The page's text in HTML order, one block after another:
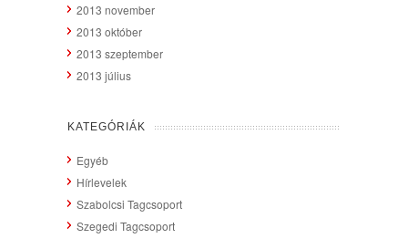
2013 november
2013 október
2013 szeptember
2013 július
KATEGÓRIÁK
Egyéb
Hírlevelek
Szabolcsi Tagcsoport
Szegedi Tagcsoport